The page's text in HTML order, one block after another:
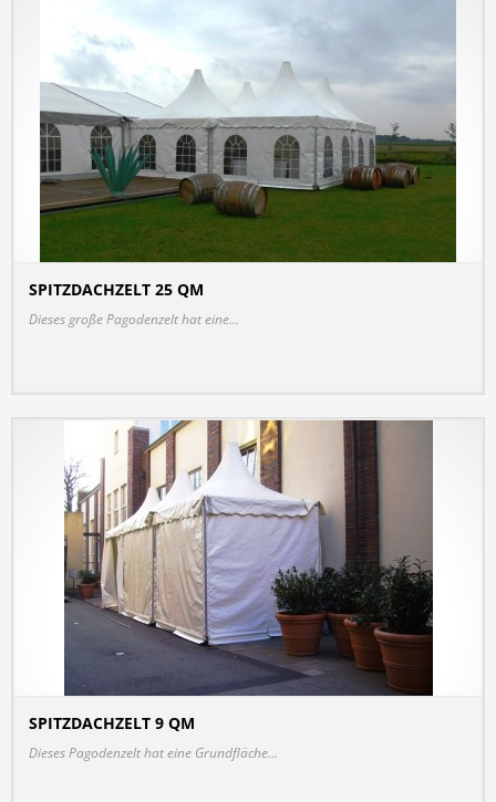
SPITZDACHZELT 25 QM
Dieses große Pagodenzelt hat eine...
SPITZDACHZELT 9 QM
Dieses Pagodenzelt hat eine Grundfläche...